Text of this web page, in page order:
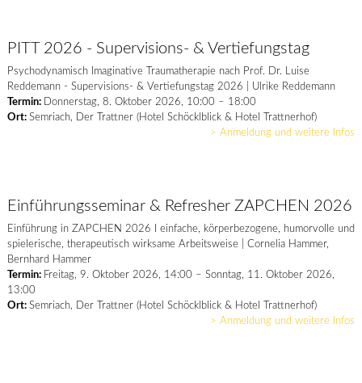
PITT 2026 - Supervisions- & Vertiefungstag
Psychodynamisch Imaginative Traumatherapie nach Prof. Dr. Luise
Reddemann - Supervisions- & Vertiefungstag 2026 | Ulrike Reddemann
Termin: Donnerstag, 8. Oktober 2026, 10:00 – 18:00
Ort: Semriach, Der Trattner (Hotel Schöcklblick & Hotel Trattnerhof)
> Anmeldung und weitere Infos
Einführungsseminar & Refresher ZAPCHEN 2026
Einführung in ZAPCHEN 2026 I einfache, körperbezogene, humorvolle und
spielerische, therapeutisch wirksame Arbeitsweise | Cornelia Hammer,
Bernhard Hammer
Termin: Freitag, 9. Oktober 2026, 14:00 – Sonntag, 11. Oktober 2026,
13:00
Ort: Semriach, Der Trattner (Hotel Schöcklblick & Hotel Trattnerhof)
> Anmeldung und weitere Infos